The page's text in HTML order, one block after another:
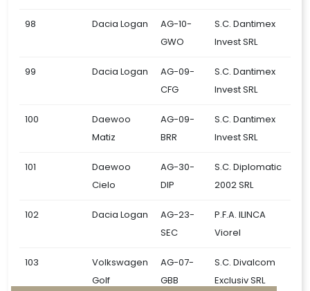
98 Dacia Logan
AG-10-
GWO
S.C. Dantimex
Invest SRL
99 Dacia Logan
AG-09-
CFG
S.C. Dantimex
Invest SRL
100
Daewoo
Matiz
AG-09-
BRR
S.C. Dantimex
Invest SRL
101
Daewoo
Cielo
AG-30-
DIP
S.C. Diplomatic
2002 SRL
102 Dacia Logan
AG-23-
SEC
P.F.A. ILINCA
Viorel
103
Volkswagen
Golf
AG-07-
GBB
S.C. Divalcom
Exclusiv SRL